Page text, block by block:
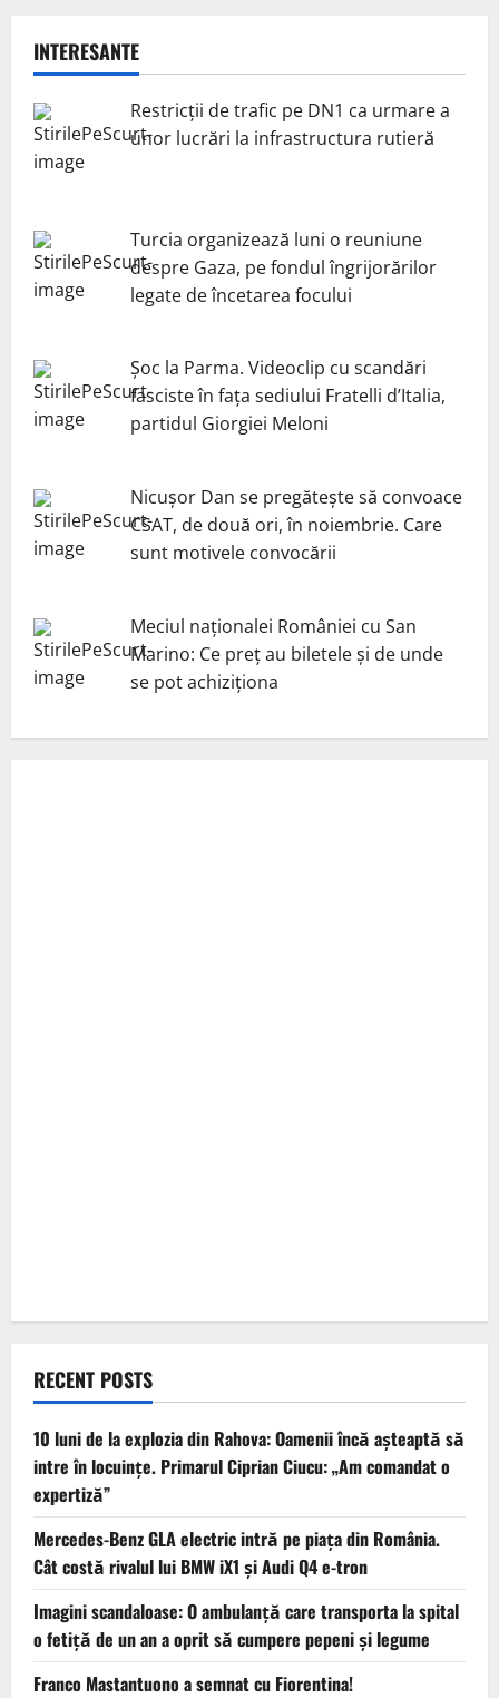
INTERESANTE
Restricții de trafic pe DN1 ca urmare a
unor lucrări la infrastructura rutieră
Turcia organizează luni o reuniune
despre Gaza, pe fondul îngrijorărilor
legate de încetarea focului
Șoc la Parma. Videoclip cu scandări
fasciste în fața sediului Fratelli d’Italia,
partidul Giorgiei Meloni
Nicuşor Dan se pregăteşte să convoace
CSAT, de două ori, în noiembrie. Care
sunt motivele convocării
Meciul naționalei României cu San
Marino: Ce preț au biletele și de unde
se pot achiziționa
RECENT POSTS
10 luni de la explozia din Rahova: Oamenii încă așteaptă să
intre în locuințe. Primarul Ciprian Ciucu: „Am comandat o
expertiză”
Mercedes-Benz GLA electric intră pe piața din România.
Cât costă rivalul lui BMW iX1 și Audi Q4 e-tron
Imagini scandaloase: O ambulanță care transporta la spital
o fetiță de un an a oprit să cumpere pepeni și legume
Franco Mastantuono a semnat cu Fiorentina!